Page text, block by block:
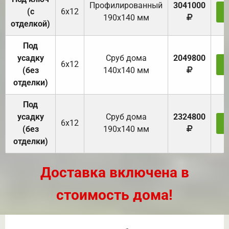
(с
отделкой)
6х12
Профилированный
190х140 мм
3041000
Под
усадку
(без
отделки)
6х12
Cруб дома
140х140 мм
2049800
Под
усадку
(без
отделки)
6х12
Cруб дома
190х140 мм
2324800
Доставка включена в
стоимость дома!